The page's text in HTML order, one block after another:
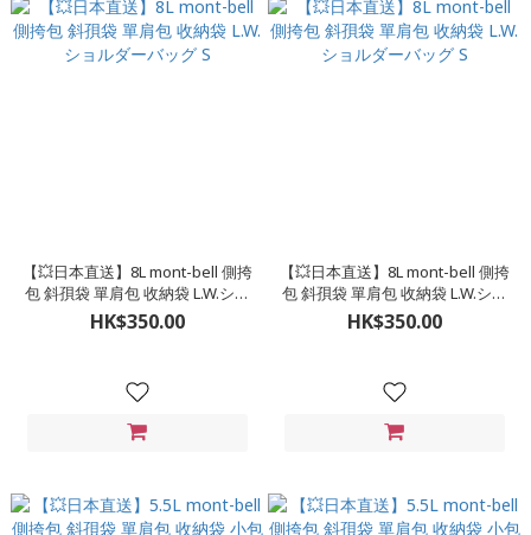
【💥日本直送】8L mont-bell 側挎
包 斜孭袋 單肩包 收納袋 L.W.ショ
ルダーバッグ S
HK$350.00
【💥日本直送】8L mont-bell 側挎
包 斜孭袋 單肩包 收納袋 L.W.ショ
ルダーバッグ S
HK$350.00